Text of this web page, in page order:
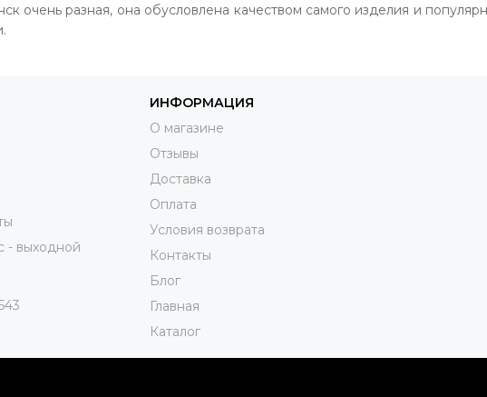
очень разная, она обусловлена качеством самого изделия и
- выходной
ИНФОРМАЦИЯ
О магазине
Отзывы
Доставка
Оплата
Условия возврата
Контакты
Блог
Главная
Каталог